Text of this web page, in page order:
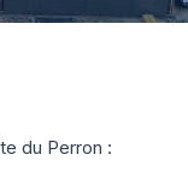
du Perron :